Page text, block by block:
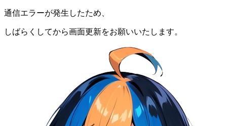
通信エラーが発生したため、
しばらくしてから画面更新をお願いいたします。